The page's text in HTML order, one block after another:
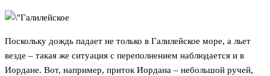
Поскольку дождь падает не только в Галилейское море, а льет
везде – такая же ситуация с переполнением наблюдается и в
Иордане. Вот, например, приток Иордана – небольшой ручей,